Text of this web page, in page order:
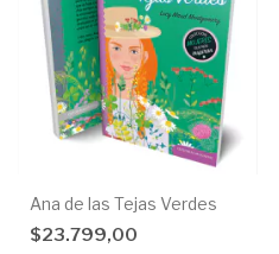
Ana de las Tejas Verdes
$23.799,00